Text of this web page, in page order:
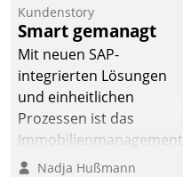
Kundenstory
Smart gemanagt
Mit neuen SAP-
integrierten Lösungen
und einheitlichen
Prozessen ist das
Immobilienmanagement
der Bayerischen
Nadja Hußmann